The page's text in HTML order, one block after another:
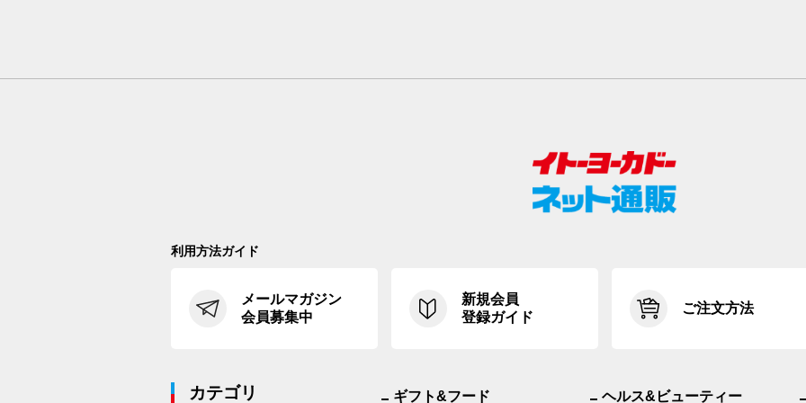
利用方法ガイド
メールマガジン
会員募集中
新規会員
登録ガイド
ご注文方法
カテゴリ ギフト&フード ヘルス&ビューティー